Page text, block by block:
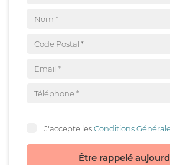
J'accepte lesConditions
Être rappelé